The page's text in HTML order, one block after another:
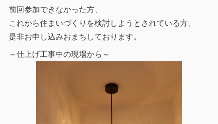
前回参加できなかった方、
これから住まいづくりを検討しようとされている方、
是非お申し込みおまちしております。
～仕上げ工事中の現場から～